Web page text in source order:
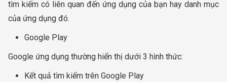
tìm kiếm có liên quan đến ứng dụng của bạn hay danh mục
của ứng dụng đó.
Google Play
Google ứng dụng thường hiển thị dưới 3 hình thức:
Kết quả tìm kiếm trên Google Play